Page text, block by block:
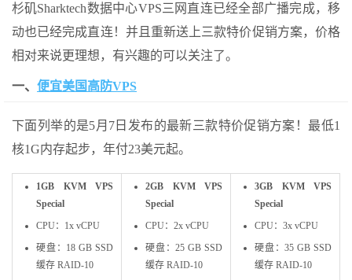
杉矶Sharktech数据中心VPS三网直连已经全部广播完成，移
动也已经完成直连！并且重新送上三款特价促销方案，价格
相对来说更理想，有兴趣的可以关注了。
一、 便宜美国高防VPS
下面列举的是5月7日发布的最新三款特价促销方案！最低1
核1G内存起步，年付23美元起。
1GB KVM VPS
Special
CPU：1x vCPU
硬盘：18 GB SSD
缓存 RAID-10
2GB KVM VPS
Special
CPU：2x vCPU
硬盘：25 GB SSD
缓存 RAID-10
3GB KVM VPS
Special
CPU：3x vCPU
硬盘：35 GB SSD
缓存 RAID-10